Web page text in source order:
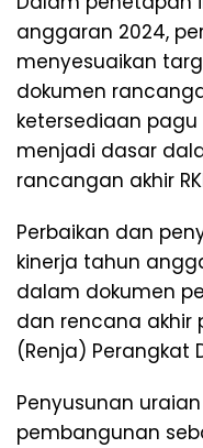
anggaran 2024,
menyesuaikan
dokumen
ketersediaan
menjadi dasar
rancangan akhir
Perbaikan dan
kinerja tahun
dalam dokumen
dan rencana akhir
(Renja) Perangkat
Penyusunan
pembangunan